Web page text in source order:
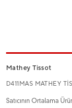
Mathey Tissot
D411MAS MATHEY
Satıcının Ortalama